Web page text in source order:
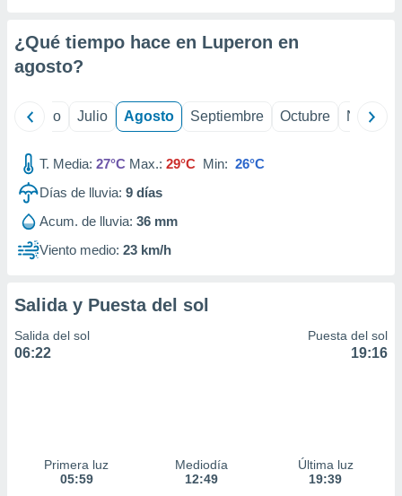
e
de
¿Qué tiempo hace en Luperon en
agosto?
Junio Julio Agosto Septiembre Octubre
T. Media: 27°C Max.: 29°C Min: 26°C
Días de lluvia: 9 días
Acum. de lluvia: 36 mm
Viento medio: 23 km/h
Salida y Puesta del sol
Salida del sol
06:22
Puesta del sol
19:16
Primera luz
05:59
Mediodía
12:49
Última luz
19:39